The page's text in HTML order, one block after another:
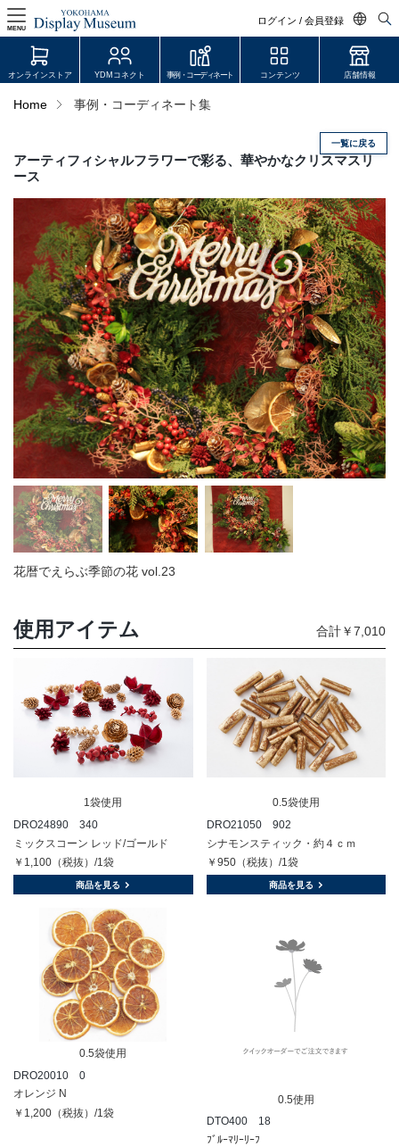
ログイン / 会員登録
日本語
MENU
オンラインストア
YDM Connect
会員登録・取引申請
リンク
JDCA(ディスプレイスクール)
店舗情報・営業日
採用情報
お問い合わせ
オンラインストア YDMコネクト 事例・コーディネート コンテンツ 店舗情報
Home 事例・コーディネート集
一覧に戻る
アーティフィシャルフラワーで彩る、華やかなクリスマスリ
ース
花暦でえらぶ季節の花 vol.23
使用アイテム 合計￥7,010
1袋使用
DRO24890 340
ミックスコーン レッド/ゴールド
￥1,100（税抜）/1袋
商品を見る
0.5袋使用
DRO21050 902
シナモンスティック・約４ｃｍ
￥950（税抜）/1袋
商品を見る
0.5袋使用
DRO20010 0
オレンジ N
￥1,200（税抜）/1袋
0.5使用
DTO400 18
ﾌﾞﾙｰﾏﾘｰﾘｰﾌ